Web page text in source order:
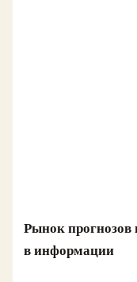
Рынок прогнозов
в информации